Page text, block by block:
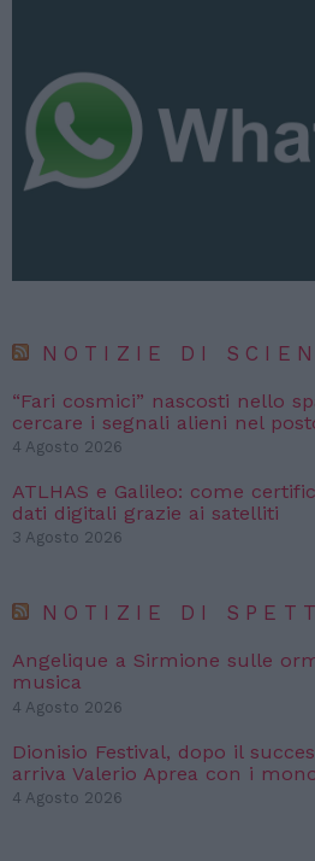
NOTIZIE DI
“Fari cosmici” nascosti nello
cercare i segnali alieni nel
4 Agosto 2026
ATLHAS e Galileo: come
dati digitali grazie ai satelliti
3 Agosto 2026
NOTIZIE DI
Angelique a Sirmione sulle
musica
4 Agosto 2026
Dionisio Festival, dopo il
arriva Valerio Aprea con i
4 Agosto 2026